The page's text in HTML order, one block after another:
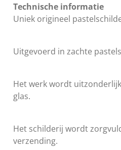
Technische informatie
Uniek origineel
Uitgevoerd in zachte
Het werk wordt
glas.
Het schilderij wordt
verzending.